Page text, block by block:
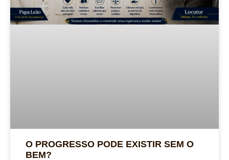
O PROGRESSO PODE EXISTIR SEM O
BEM?